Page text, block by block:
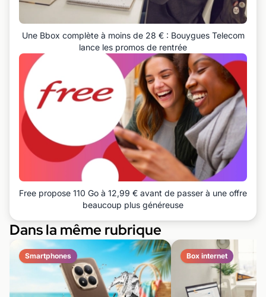
Une Bbox complète à moins de 28 € : Bouygues Telecom
lance les promos de rentrée
Free propose 110 Go à 12,99 € avant de passer à une offre
beaucoup plus généreuse
Dans la même rubrique
Smartphones Box internet